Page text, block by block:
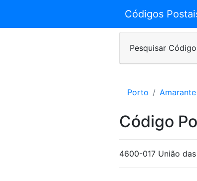
Códigos
Pesquisar
Porto Amarante
Código
4600-017 União